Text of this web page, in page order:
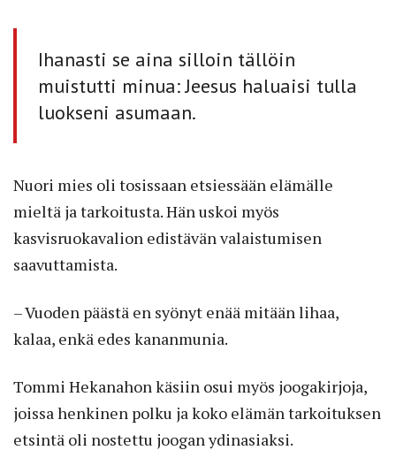
Ihanasti se aina silloin tällöin
muistutti minua: Jeesus haluaisi tulla
luokseni asumaan.
Nuori mies oli tosissaan etsiessään elämälle
mieltä ja tarkoitusta. Hän uskoi myös
kasvisruokavalion edistävän valaistumisen
saavuttamista.
– Vuoden päästä en syönyt enää mitään lihaa,
kalaa, enkä edes kananmunia.
Tommi Hekanahon käsiin osui myös joogakirjoja,
joissa henkinen polku ja koko elämän tarkoituksen
etsintä oli nostettu joogan ydinasiaksi.